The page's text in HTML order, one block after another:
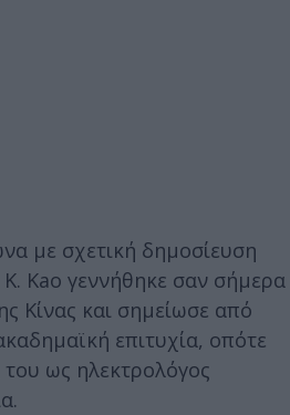
με σχετική δημοσίευση
Kao γεννήθηκε σαν σήμερα
Κίνας και σημείωσε από
επιτυχία, οπότε
του ως ηλεκτρολόγος